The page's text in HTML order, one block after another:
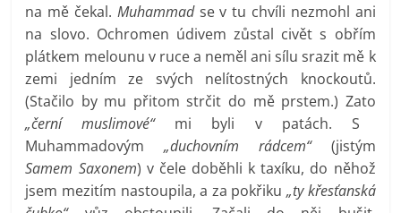
na mě čekal. Muhammadse v tu chvíli nezmohl ani
na slovo. Ochromen údivem zůstal civět s obřím
plátkem melounu v ruce a neměl ani sílu srazit mě k
zemi jedním ze svých nelítostných knockoutů.
(Stačilo by mu přitom strčit do mě prstem.) Zato
„černí muslimové“mi byli v patách. S
Muhammadovým„duchovním rádcem“(jistým
Samem Saxonem) v čele doběhli k taxíku, do něhož
jsem mezitím nastoupila, a za pokřiku „ty křesťanská